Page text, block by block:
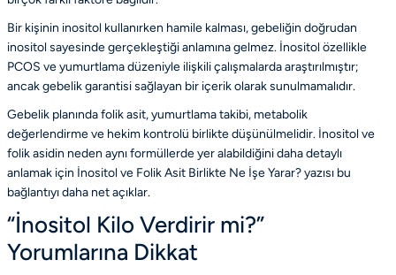
Bir kişinin inositol kullanırken hamile kalması, gebeliğin doğrudan
inositol sayesinde gerçekleştiği anlamına gelmez. İnositol özellikle
PCOS ve yumurtlama düzeniyle ilişkili çalışmalarda araştırılmıştır;
ancak gebelik garantisi sağlayan bir içerik olarak sunulmamalıdır.
Gebelik planında folik asit, yumurtlama takibi, metabolik
değerlendirme ve hekim kontrolü birlikte düşünülmelidir. İnositol ve
folik asidin neden aynı formüllerde yer alabildiğini daha detaylı
anlamak için İnositol ve Folik Asit Birlikte Ne İşe Yarar?yazısı bu
bağlantıyı daha net açıklar.
“İnositol Kilo Verdirir mi?”
Yorumlarına Dikkat